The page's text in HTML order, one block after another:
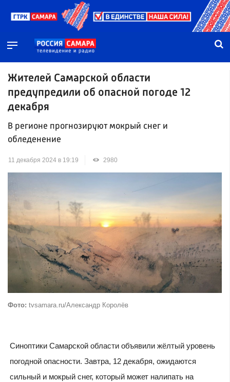
Жителей Самарской области
предупредили об опасной погоде 12
декабря
В регионе прогнозируют мокрый снег и
обледенение
11 декабря 2024 в 19:19 2980
Фото: tvsamara.ru/Александр Королёв
Синоптики Самарской области объявили жёлтый уровень
погодной опасности. Завтра, 12 декабря, ожидаются
сильный и мокрый снег, который может налипать на